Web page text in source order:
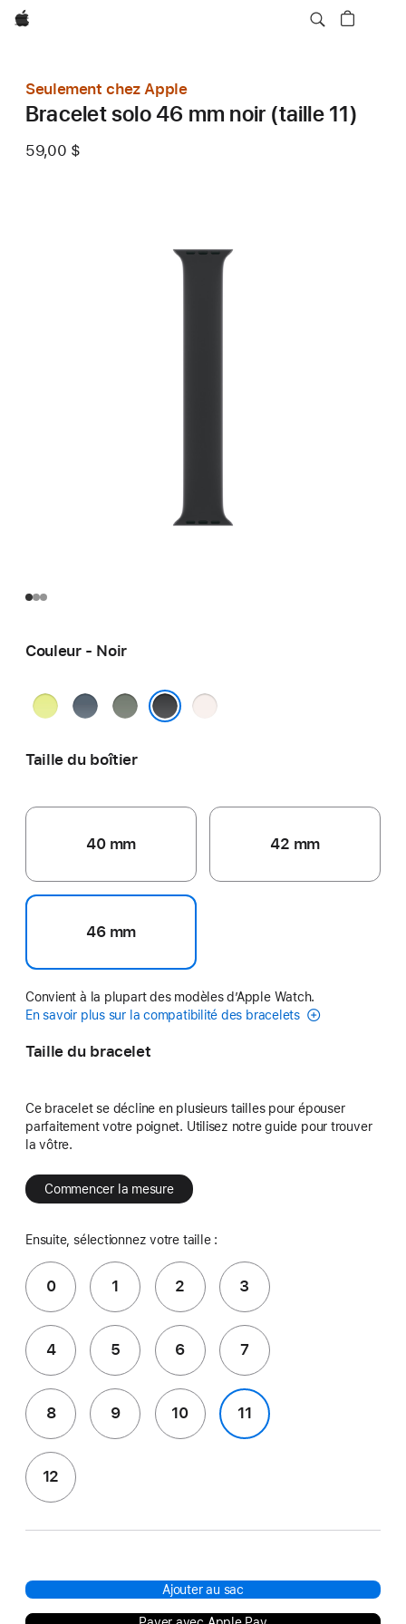
Apple
Seulement chez Apple
Bracelet solo 46 mm noir (taille 11)
59,00 $
Couleur - Noir
JauneBleu
Gris-
Rose
Taille du boîtier
40 mm 42 mm
46 mm
Convient à la plupart des modèles d’Apple Watch.
En savoir plus sur la compatibilité des bracelets
Taille du bracelet
Ce bracelet se décline en plusieurs tailles pour épouser
parfaitement votre poignet. Utilisez notre guide pour trouver
la vôtre.
Commencer la mesure
Ensuite, sélectionnez votre taille :
0 1 2 3
4 5 6 7
8 9 10 11
12
Ajouter au sac